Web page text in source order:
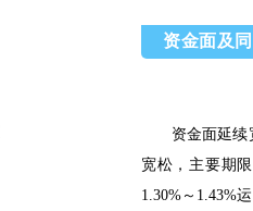
资金面及
资金面延续
宽松，主要期
1.30% ～ 1.43%